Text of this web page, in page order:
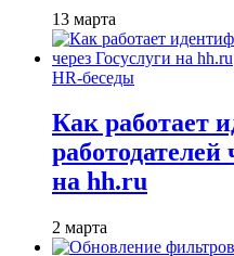
13 марта
HR-беседы
Как работает
работодателей
на hh.ru
2 марта